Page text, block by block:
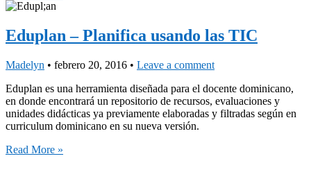
Eduplan – Planifica usando las TIC
Madelyn • febrero 20, 2016 • Leave a comment
Eduplan es una herramienta diseñada para el docente dominicano,
en donde encontrará un repositorio de recursos, evaluaciones y
unidades didácticas ya previamente elaboradas y filtradas según en
curriculum dominicano en su nueva versión.
Read More »